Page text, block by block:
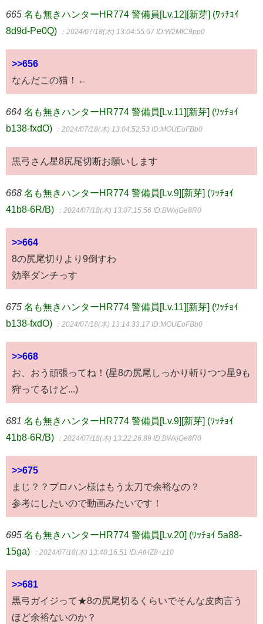
665 名も無きハンターHR774 警備員[Lv.12][新芽] (ﾜｯﾁｮｲ
8d9d-Pe0Q)
：2024/07/18(木) 13:04:55.67 ID:W2MfC9pp0
>>656
なんだこの猫！←
664 名も無きハンターHR774 警備員[Lv.11][新芽] (ﾜｯﾁｮｲ
b138-fxdO)
：2024/07/18(木) 13:04:52.53 ID:MOUEoFBb0
黒弓さん星8尻尾切断お願いします
668 名も無きハンターHR774 警備員[Lv.9][新芽] (ﾜｯﾁｮｲ
41b8-6R/B)
：2024/07/18(木) 13:07:15.56 ID:BWxjGe8R0
>>664
8の尻尾切りより9倒すわ
効率ダンチっす
675 名も無きハンターHR774 警備員[Lv.11][新芽] (ﾜｯﾁｮｲ
b138-fxdO)
：2024/07/18(木) 13:14:33.17 ID:MOUEoFBb0
>>668
お、おう頑張ってね！(星8の尻尾しっかり斬りつつ星9も
狩ってるけど...)
681 名も無きハンターHR774 警備員[Lv.9][新芽] (ﾜｯﾁｮｲ
41b8-6R/B)
：2024/07/18(木) 13:22:26.89 ID:BWxjGe8R0
>>675
まじ？？プロハン様はもう太刀で余裕なの？
参考にしたいので動画みたいです！
695 名も無きハンターHR774 警備員[Lv.20] (ﾜｯﾁｮｲ 5a88-
15ga)
：2024/07/18(木) 13:48:16.51 ID:AfHZ8+z10
>>681
黒弓ガイジって★8の尻尾切るくらいでそんな皮肉言う
ほど余裕ないのか？